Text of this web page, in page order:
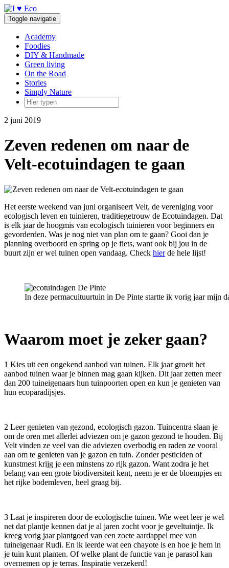
Doorgaan
naar
inhoud
Toggle navigatie
Academy
Foodies
DIY & Handmade
Green living
On the Road
Stories
Simply Nature
2 juni 2019
Zeven redenen om naar de
Velt-ecotuindagen te gaan
Het eerste weekend van juni organiseert Velt, de vereniging voor
ecologisch leven en tuinieren, traditiegetrouw de Ecotuindagen. Dat
is elk jaar de hoogmis van ecologisch tuinieren voor beginners en
gevorderden. Was je nog niet van plan om te gaan? Gooi dan je
planning overboord en spring op je fiets, want ook bij jou in de
buurt zijn er wel tuinen open vandaag. Check hierde hele lijst!
In deze permacultuurtuin in De Pinte startte ik vorig jaar mijn
Waarom moet je zeker gaan?
1 Kies uit een ongekend aanbod van tuinen. Elk jaar groeit het
aanbod tuinen waar je binnen mag gaan kijken. Dit jaar zetten meer
dan 200 tuineigenaars hun tuinpoorten open en kun je genieten van
hun ecoparadijsjes.
2 Leer genieten van gezond, ecologisch gazon. Tuincentra slaan je
om de oren met allerlei adviezen om je gazon gezond te houden. Bij
Velt vinden ze veel van die adviezen overbodig en raden ze vooral
aan om te genieten van je gazon en tuin. Zonder pesticiden of
kunstmest krijg je een minstens zo rijk gazon. Want zodra je het
belang van een grote biodiversiteit kent, neem je er de bloempjes en
het rijke bodemleven, heel graag bij.
3 Laat je inspireren door de ecologische tuinen. Wie weet leer je wel
net dat plantje kennen dat je al jaren zocht voor je geveltuintje. Ik
kreeg vorig jaar plantgoed van een zoete aardappel mee van
tuineigenaar Rudi. En ik leerde wat een chayote is en hoe je hem in
je tuin kunt planten. Of welke plant de functie van je parasol kan
overnemen op je terras. Inspiratie verzekerd!